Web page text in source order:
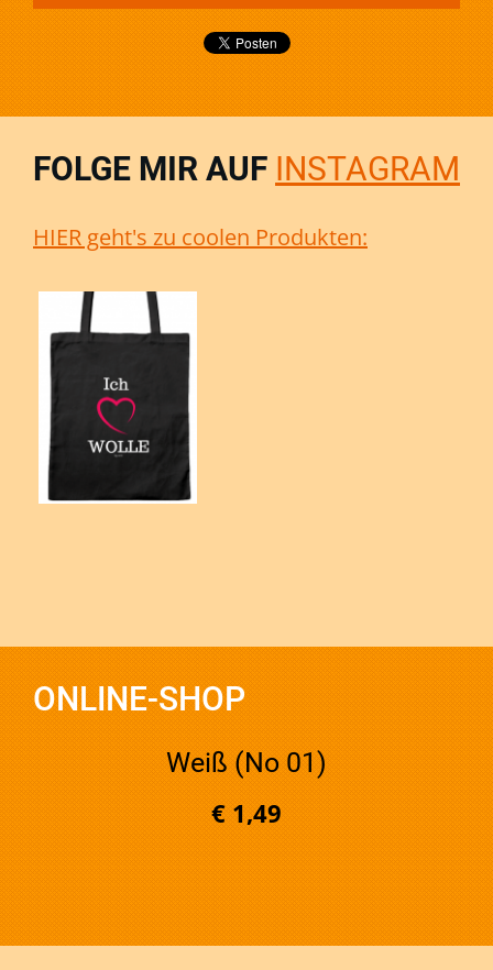
FOLGE MIR AUF INSTAGRAM
HIER geht's zu coolen Produkten:
ONLINE-SHOP
Weiß (No 01)
€ 1,49